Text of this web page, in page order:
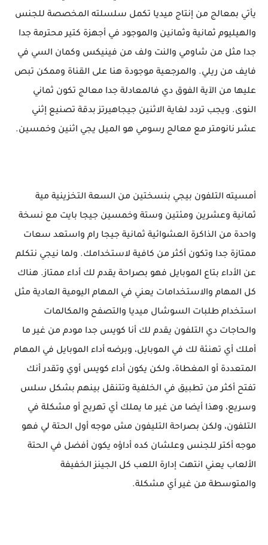
يأتي بمعالج من إنتاج ميديا تكمل سلسلته المخصصة للجنس
والهيليوم ثمانية وثمانين والموجود في أجهزة كتير محترمة جدا
جدا مثل من شاومي والنت ولف من فينيكس وكمان السي في
فايف من ريلي. والمرجعية موجودة هنا على القناة وممكن تبص
عليها من الآية الفوق دي فالمعادلة جدا معالج تكون ثماني
النوى. ويجب تردد لغاية الاثنين جيجاهيرتز بدقة تصنيع إثني
عشر نانومتر مع معالج رسومي هو الميل يجي اثنين وخمسين.
أمسيته التلفون بيجي بنسختين من السعة التخزينية مية
ثمانية وعشرين ومئتين وستة وخمسين جيجا بايت مع نسخة
واحدة من الذاكرة العشوائية ثمانية جيجا رام واستعد سعات
ممتازة جدا وتكون أكثر من كافية لاستخدامك. ولما نيجي نتكلم
عن الأداء بتاع الموبايل فهو بصراحة يقدم لك أداء ممتاز. هناك
كل المهام والاستخدامات يعني في المهام اليومية العادية مثل
استخدام طلبات السوشال ميديا والتصفح والمكالمات
والحاجات دي التلفون يقدم لك أنا كويس جدا مودم من غير ما
أملك أي تهنئة لك في الموبايل، وبرضه أداء الموبايل في المهام
المتعددة أو المغطاة، ولكن يكون أداء كويس أوي وتقدر أنك
تفتح أكثر من تطبيق في الخلفية وتتنقل بينهم بشكل سلس
وسريع، وهذا أيضا من غير ما يملك أي تهريج أو مشكلة في
التلفون، ولكن بصراحة التليفون مش موجه أول الحتة لي فهو
موجه أكتر للجنس وعلشان كده أداؤه يكون أفضل في الحتة
الألعاب يعني انتهت إدارة اللعب كل الجينز الخفيفة
والمتوسطة من غير أي مشكلة.